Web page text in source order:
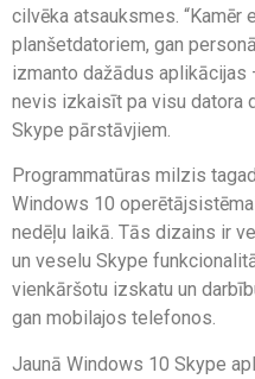
cilvēka atsauksmes. “Kamēr
planšetdatoriem, gan
izmanto dažādus
nevis izkaisīt pa visu datora
Skype pārstāvjiem.
Programmatūras milzis
Windows 10
nedēļu laikā. Tās dizains ir
un veselu Skype
vienkāršotu izskatu un
gan mobilajos telefonos.
Jaunā Windows 10 Skype